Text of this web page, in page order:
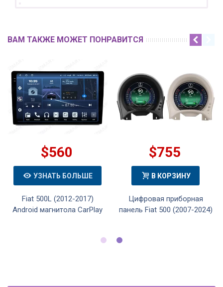
ВАМ ТАКЖЕ МОЖЕТ ПОНРАВИТСЯ
$560
УЗНАТЬ БОЛЬШЕ
Fiat 500L (2012-2017)
Android магнитола CarPlay
$755
В КОРЗИНУ
Цифровая приборная
панель Fiat 500 (2007-2024)